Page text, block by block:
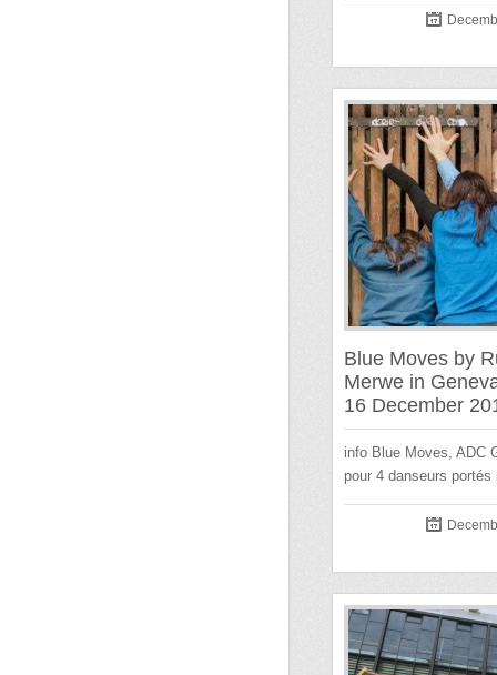
Blue Moves by
Merwe in
16 December
info Blue Moves, ADC
pour 4 danseurs